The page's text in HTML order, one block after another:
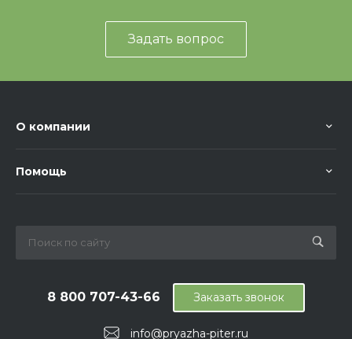
Задать вопрос
О компании
Помощь
info@pryazha-piter.ru
8 800 707-43-66 Заказать звонок